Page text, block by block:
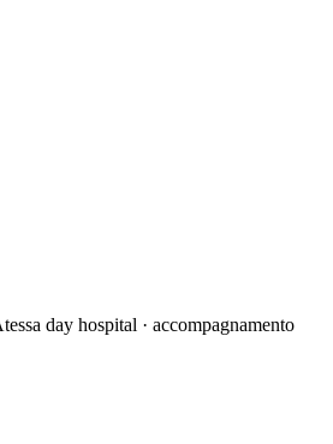
day hospital · accompagnamento